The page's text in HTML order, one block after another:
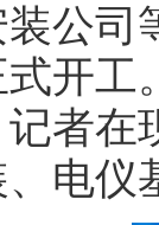
装公司
式开工
者在
、电仪